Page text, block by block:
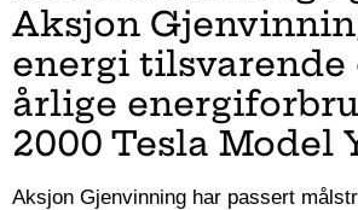
Aksjon
energi tilsvarende
årlige
2000 Tesla Model
Aksjon Gjenvinning har passert